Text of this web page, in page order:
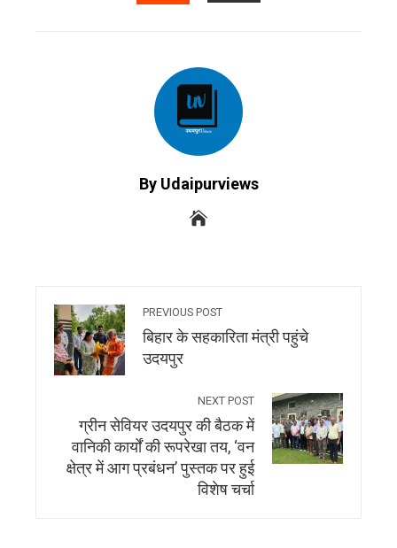
By Udaipurviews
PREVIOUS POST
बिहार के सहकारिता मंत्री पहुंचे
उदयपुर
NEXT POST
ग्रीन सेवियर उदयपुर की बैठक में
वानिकी कार्यों की रूपरेखा तय, ‘वन
क्षेत्र में आग प्रबंधन’ पुस्तक पर हुई
विशेष चर्चा